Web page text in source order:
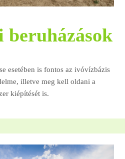
beruházások
esetében is fontos az ivóvízbázis
illetve meg kell oldani a
kiépítését is.